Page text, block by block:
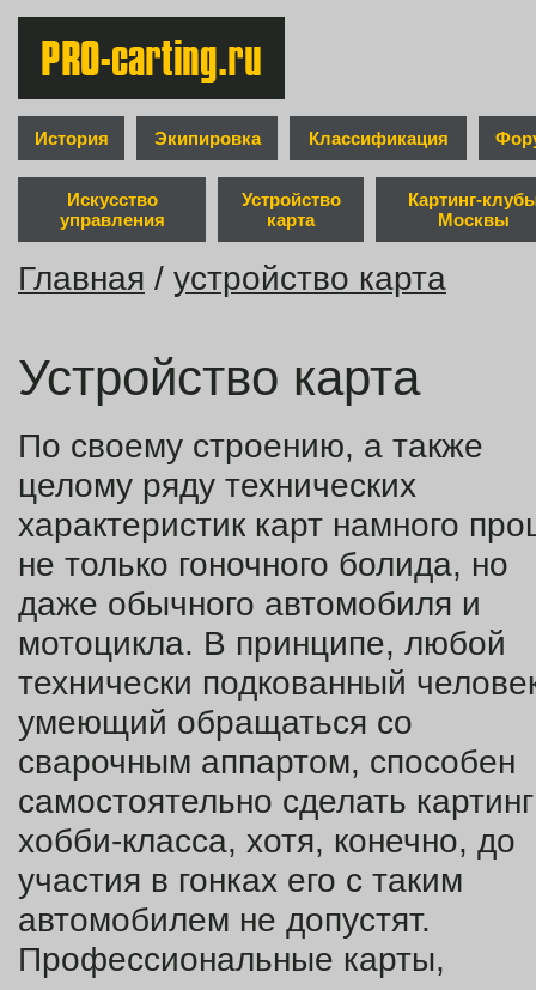
История Экипировка Классификация
Искусство
управления
Устройство
карта
Картинг-
Москвы
Главная / устройство карта
Устройство карта
По своему строению, а также
целому ряду технических
характеристик карт намного
не только гоночного болида, но
даже обычного автомобиля и
мотоцикла. В принципе, любой
технически подкованный
умеющий обращаться со
сварочным аппартом, способен
самостоятельно сделать картинг
хобби-класса, хотя, конечно, до
участия в гонках его с таким
автомобилем не допустят.
Профессиональные карты,